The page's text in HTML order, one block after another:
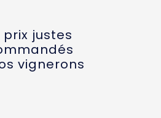
prix justes
vignerons